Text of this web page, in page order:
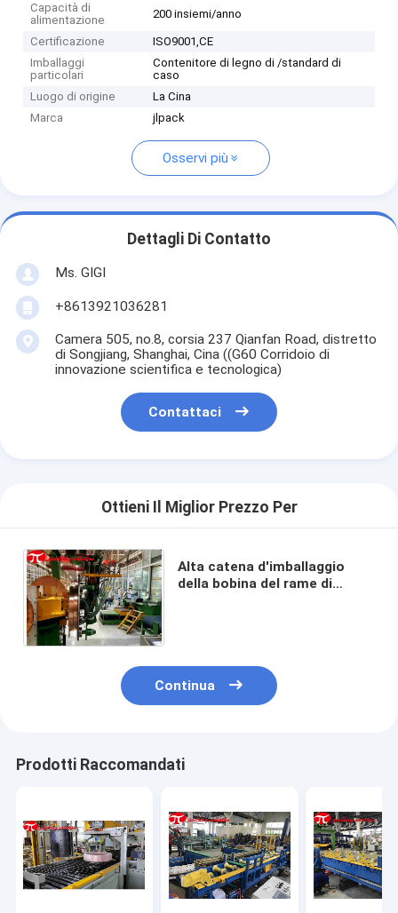
Capacità di
alimentazione
200 insiemi/anno
Certificazione
ISO9001,CE
Imballaggi
particolari
Contenitore di legno di /standard di
caso
Luogo di origine
La Cina
Marca
jlpack
Osservi più
Dettagli Di Contatto
Ms. GIGI
+8613921036281
Camera 505, no.8, corsia 237 Qianfan Road, distretto
di Songjiang, Shanghai, Cina ((G60 Corridoio di
innovazione scientifica e tecnologica)
Contattaci
Ottieni Il Miglior Prezzo Per
Alta catena d'imballaggio
della bobina del rame di
Continua
Prodotti Raccomandati